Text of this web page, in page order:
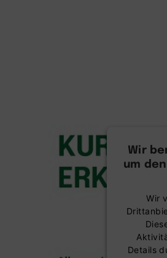
Wir
um
Wir
Details